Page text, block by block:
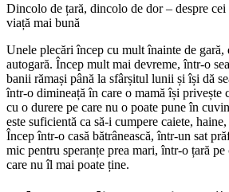
Dincolo de țară, dincolo de dor – despre cei
viață mai bună
Unele plecări încep cu mult înainte de gară,
autogară. Încep mult mai devreme, într-o
banii rămași până la sfârșitul lunii și își dă
într-o dimineață în care o mamă își privește
cu o durere pe care nu o poate pune în
este suficientă ca să-i cumpere caiete,
Încep într-o casă bătrânească, într-un sat
mic pentru speranțe prea mari, într-o țară
care nu îl mai poate ține.